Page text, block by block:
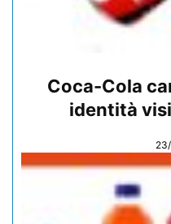
Coca-Cola
identità